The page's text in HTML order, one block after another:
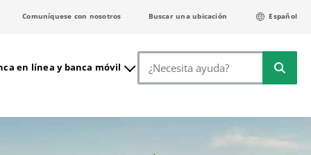
Comuníquese con nosotros Buscar una ubicación Español
en línea y banca móvil Buscar